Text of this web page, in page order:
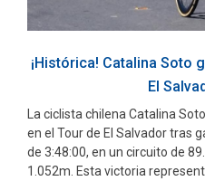
¡Histórica! Catalina Soto
El
La ciclista chilena Catalina
en el Tour de El Salvador tras
de 3:48:00, en un circuito de
1.052m. Esta victoria